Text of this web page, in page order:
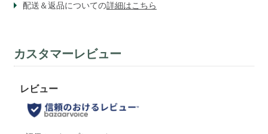
配送＆返品についての詳細はこちら
カスタマーレビュー